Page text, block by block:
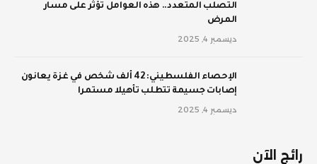
‫التصلب المتعدد.. هذه العوامل تؤثر على مسار
المرض
ديسمبر 4, 2025
الإحصاء الفلسطيني: 42 ألف شخص في غزة يعانون
إصابات جسيمة تتطلب تأهيلا مستمرا
ديسمبر 4, 2025
رائج الآن